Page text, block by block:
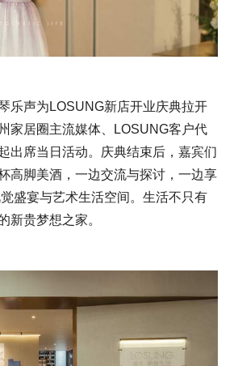
乐声为LOSUNG新店开业庆典拉开
家居圈主流媒体、LOSUNG客户代
出席当日活动。庆典结束后，嘉宾们
高脚美酒，一边交流与探讨，一边享
盛宴与艺术生活空间。生活不只有
新贵梦想之家。